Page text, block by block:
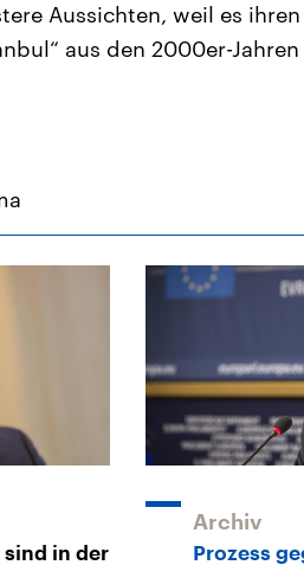
Aussichten, weil es ihren
aus den 2000er-Jahren
sind in der
Archiv
Prozess